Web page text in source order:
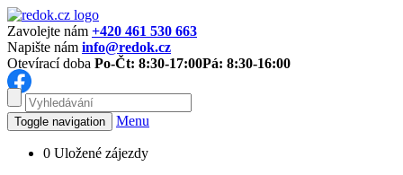
Zavolejte nám +420 461 530 663
Napište nám info@redok.cz
Otevírací doba Po-Čt: 8:30-17:00Pá: 8:30-16:00
Toggle navigation Menu
0 Uložené zájezdy